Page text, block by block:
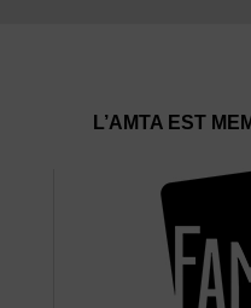
L’AMTA EST